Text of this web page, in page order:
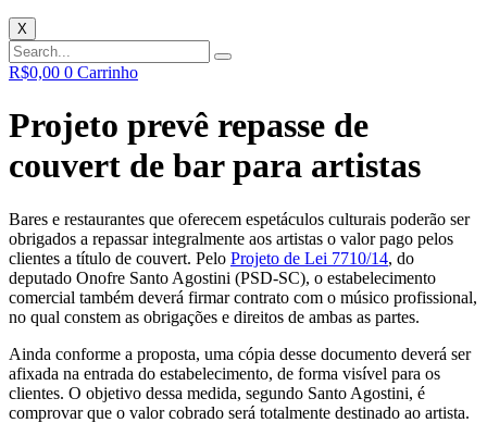
X
R$0,00 0 Carrinho
Projeto prevê repasse de
couvert de bar para artistas
Bares e restaurantes que oferecem espetáculos culturais poderão ser
obrigados a repassar integralmente aos artistas o valor pago pelos
clientes a título de couvert. Pelo Projeto de Lei 7710/14, do
deputado Onofre Santo Agostini (PSD-SC), o estabelecimento
comercial também deverá firmar contrato com o músico profissional,
no qual constem as obrigações e direitos de ambas as partes.
Ainda conforme a proposta, uma cópia desse documento deverá ser
afixada na entrada do estabelecimento, de forma visível para os
clientes. O objetivo dessa medida, segundo Santo Agostini, é
comprovar que o valor cobrado será totalmente destinado ao artista.